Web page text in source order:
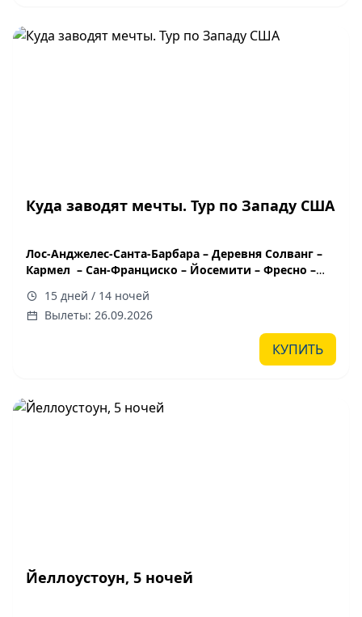
Куда заводят мечты. Тур по Западу США
Лос-Анджелес-Санта-Барбара – Деревня Солванг –
Кармел – Сан-Франциско – Йосемити – Фресно –
Каньон – Брайс Каньон – Капитол Риф – Долина
Гоблинов – Арочный парк – Долина Монументов -
Глен Каньон – Озеро Пауэл – Каньон Антилопа –
Гранд Каньон – Трасса 66- Сан-Диего-Лос-Анджелес
групповой тур с русским гидом
15 дней / 14 ночей
Вылеты: 26.09.2026
КУПИТЬ
Йеллоустоун, 5 ночей